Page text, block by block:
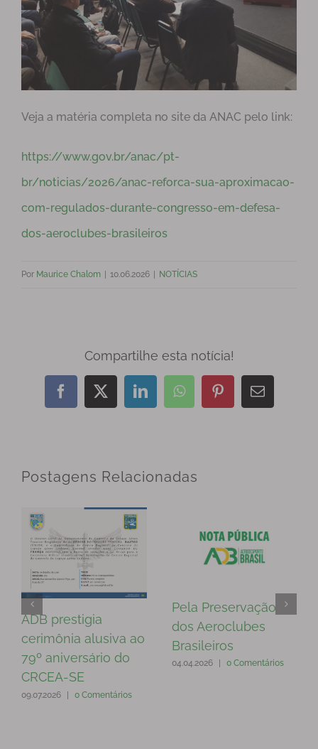
Veja a matéria completa no site da ANAC pelo link:
https://www.gov.br/anac/pt-
br/noticias/2026/anac-reforca-sua-aproximacao-
com-regulados-durante-congresso-em-defesa-
dos-aeroclubes-brasileiros
Por Maurice Chalom 10.06.2026 NOTÍCIAS
Compartilhe esta notícia!
Facebook
X LinkedInWhatsAppPinterest
E-
mail
Postagens Relacionadas
ADB prestigia
cerimônia alusiva ao
79º aniversário do
CRCEA-SE
09.07.2026 0 Comentários
Pela Preservação
dos Aeroclubes
Brasileiros
04.04.2026 0 Comentários